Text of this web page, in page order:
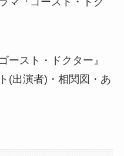
ースト・ドクター』
(出演者)・相関図・あ